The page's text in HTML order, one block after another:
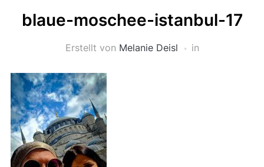
blaue-moschee-istanbul-17
Erstellt von Melanie Deisl in